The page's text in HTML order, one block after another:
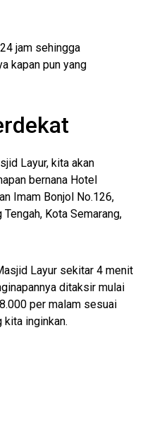
jam sehingga
kapan pun yang
Layur, kita akan
bernana Hotel
Imam Bonjol No.126,
Kota Semarang,
Layur sekitar 4 menit
ditaksir mulai
per malam sesuai
kita inginkan.